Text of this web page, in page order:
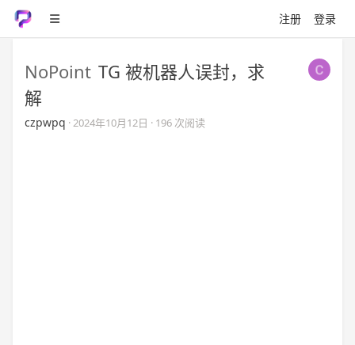
注册 登录
NoPoint TG 被机器人误封，求
解
czpwpq ·2024年10月12日 · 196 次阅读